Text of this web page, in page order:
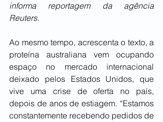
informa reportagem da agência
Reuters.
Ao mesmo tempo, acrescenta o texto, a
proteína australiana vem ocupando
espaço no mercado internacional
deixado pelos Estados Unidos, que
vive uma crise de oferta no país,
depois de anos de estiagem. “Estamos
constantemente recebendo pedidos de